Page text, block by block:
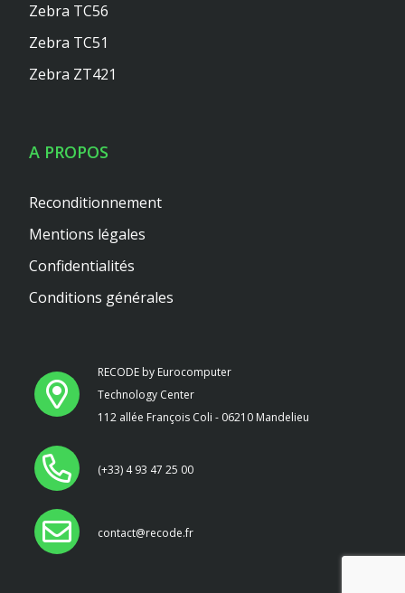
RECODE by Eurocomputer
Technology Center
112 allée François Coli - 06210 Mandelieu
(+33) 4 93 47 25 00
contact@recode.fr
Zebra TC56
Zebra TC51
Zebra ZT421
A PROPOS
Reconditionnement
Mentions légales
Confidentialités
Conditions générales